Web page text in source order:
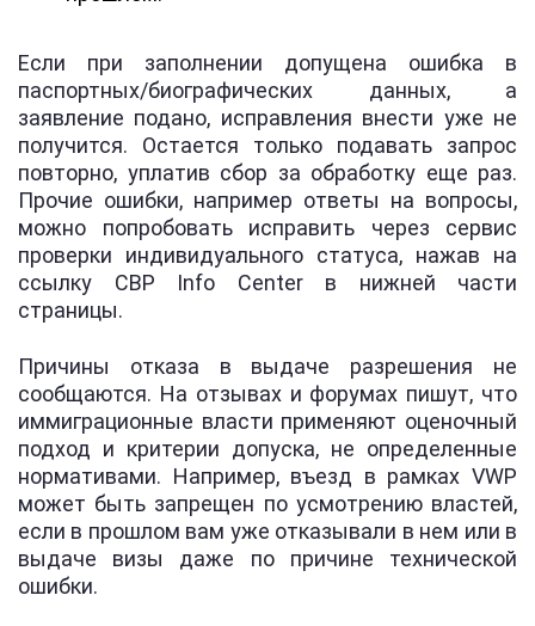
Если при заполнении допущена ошибка в
паспортных/биографических данных, а
заявление подано, исправления внести уже не
получится. Остается только подавать запрос
повторно, уплатив сбор за обработку еще раз.
Прочие ошибки, например ответы на вопросы,
можно попробовать исправить через сервис
проверки индивидуального статуса, нажав на
ссылку CBP Info Center в нижней части
страницы.
Причины отказа в выдаче разрешения не
сообщаются. На отзывах и форумах пишут, что
иммиграционные власти применяют оценочный
подход и критерии допуска, не определенные
нормативами. Например, въезд в рамках VWP
может быть запрещен по усмотрению властей,
если в прошлом вам уже отказывали в нем или в
выдаче визы даже по причине технической
ошибки.